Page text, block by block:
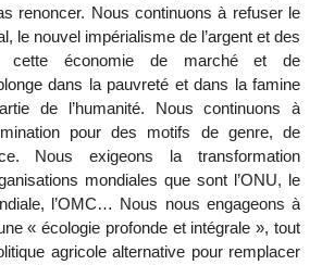
renoncer. Nous continuons à refuser le
le nouvel impérialisme de l’argent et des
cette économie de marché et de
dans la pauvreté et dans la famine
de l’humanité. Nous continuons à
pour des motifs de genre, de
Nous exigeons la transformation
mondiales que sont l’ONU, le
l’OMC… Nous nous engageons à
« écologie profonde et intégrale », tout
agricole alternative pour remplacer